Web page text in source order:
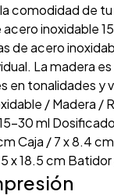
de tu
inoxidable
de acero
La madera
en tonalidades y
/ Madera /
30 ml
Caja / 7 x 8.4
x 18.5 cm